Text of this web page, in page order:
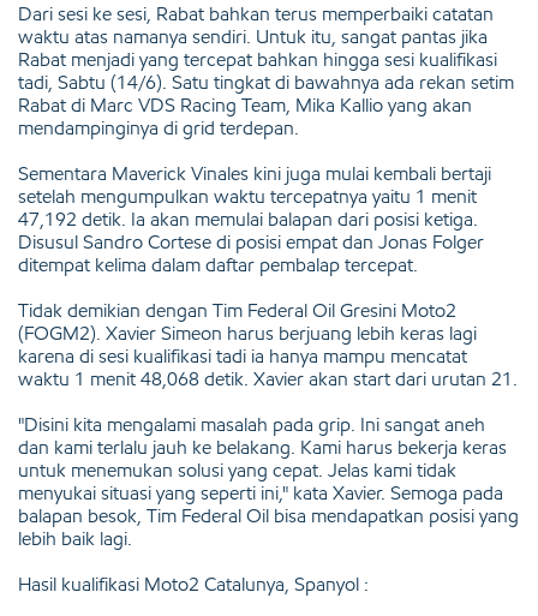
Dari sesi ke sesi, Rabat bahkan terus memperbaiki catatan
waktu atas namanya sendiri. Untuk itu, sangat pantas jika
Rabat menjadi yang tercepat bahkan hingga sesi kualifikasi
tadi, Sabtu (14/6). Satu tingkat di bawahnya ada rekan setim
Rabat di Marc VDS Racing Team, Mika Kallio yang akan
mendampinginya di grid terdepan.
Sementara Maverick Vinales kini juga mulai kembali bertaji
setelah mengumpulkan waktu tercepatnya yaitu 1 menit
47,192 detik. Ia akan memulai balapan dari posisi ketiga.
Disusul Sandro Cortese di posisi empat dan Jonas Folger
ditempat kelima dalam daftar pembalap tercepat.
Tidak demikian dengan Tim Federal Oil Gresini Moto2
(FOGM2). Xavier Simeon harus berjuang lebih keras lagi
karena di sesi kualifikasi tadi ia hanya mampu mencatat
waktu 1 menit 48,068 detik. Xavier akan start dari urutan 21.
"Disini kita mengalami masalah pada grip. Ini sangat aneh
dan kami terlalu jauh ke belakang. Kami harus bekerja keras
untuk menemukan solusi yang cepat. Jelas kami tidak
menyukai situasi yang seperti ini," kata Xavier. Semoga pada
balapan besok, Tim Federal Oil bisa mendapatkan posisi yang
lebih baik lagi.
Hasil kualifikasi Moto2 Catalunya, Spanyol :